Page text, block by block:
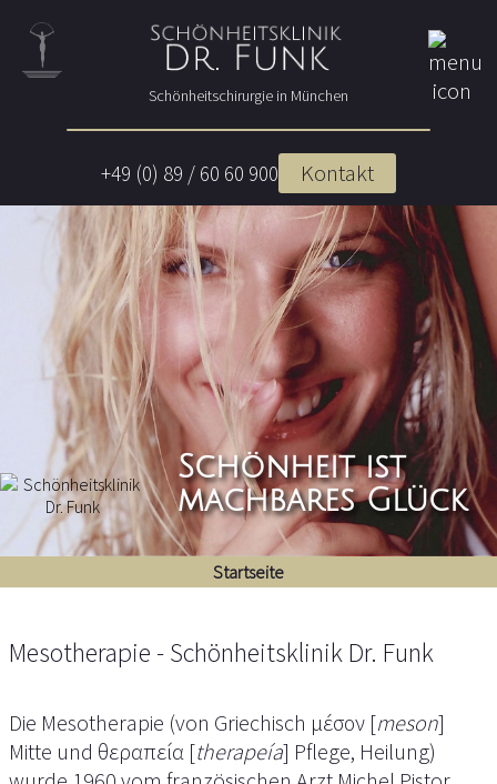
Schönheitschirurgie in München
+49 (0) 89 / 60 60 900 Kontakt
Schönheit ist
machbares Glück
Startseite
Mesotherapie - Schönheitsklinik Dr. Funk
Die Mesotherapie (von Griechisch μέσον [meson]
Mitte und θεραπεία [therapeía] Pflege, Heilung)